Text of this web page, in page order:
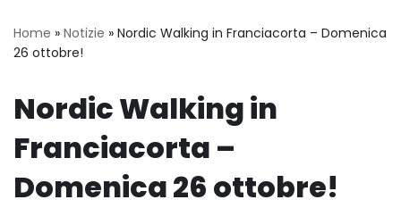
Home » Notizie » Nordic Walking in Franciacorta – Domenica
26 ottobre!
Nordic Walking in
Franciacorta –
Domenica 26 ottobre!